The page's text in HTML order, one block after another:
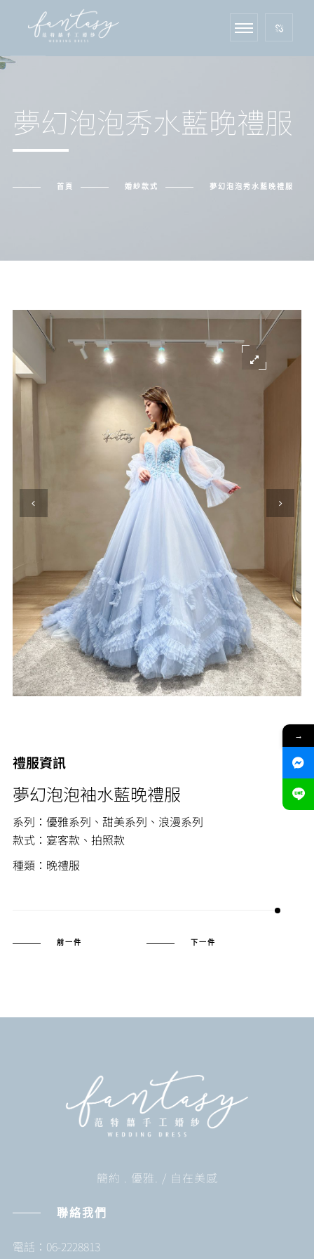
夢幻泡泡秀水藍晚禮服
首頁 婚紗款式 夢幻泡泡秀水藍晚禮服
禮服資訊
夢幻泡泡袖水藍晚禮服
系列：優雅系列、甜美系列、浪漫系列
款式：宴客款、拍照款
種類：晚禮服
前一件 下一件
簡約 . 優雅. / 自在美感
聯絡我們
電話：06-2228813
→